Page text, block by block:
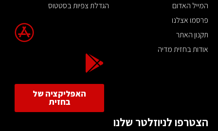
המייל האדום
פרסמו אצלנו
תקנון האתר
אודות בחזית מדיה
הגדלת צפיות בסטטוס
האפליקציה של
בחזית
הצטרפו לניוזלטר שלנו